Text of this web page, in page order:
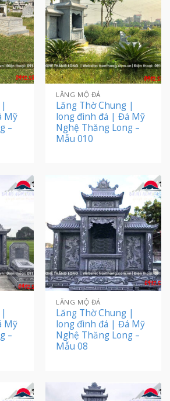
Mỹ
–
LĂNG MỘ ĐÁ
Lăng Thờ Chung |
long đình đá | Đá Mỹ
Nghệ Thăng Long –
Mẫu 010
Mỹ
–
LĂNG MỘ ĐÁ
Lăng Thờ Chung |
long đình đá | Đá Mỹ
Nghệ Thăng Long –
Mẫu 08